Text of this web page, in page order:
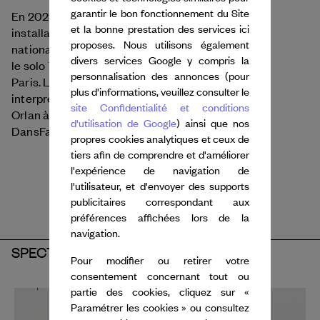
En 2023, elle a crééOn Time,une performance -
installation pour les étudiants de l’Ecole
nationale supérieure des Beaux-Arts de Paris, et
le solo The Second Body à la Ménagerie de Verre
Paris. La nouvelle pièceOngoing,pour 5
interprètes, sera créée en mars 2026 au Mac
Orlan à Brest, dans le cadre du festival
DansFabrik.
SPECTACLES
garantir le bon fonctionnement du Site
et la bonne prestation des services ici
proposes. Nous utilisons également
divers services Google y compris la
personnalisation des annonces (pour
plus d'informations, veuillez consulter le
site Confidentialité et conditions
d'utilisation de Google) ainsi que nos
propres cookies analytiques et ceux de
tiers afin de comprendre et d'améliorer
l'expérience de navigation de
l'utilisateur, et d'envoyer des supports
publicitaires correspondant aux
préférences affichées lors de la
navigation.
Pour modifier ou retirer votre
consentement concernant tout ou
partie des cookies, cliquez sur «
Paramétrer les cookies » ou consultez